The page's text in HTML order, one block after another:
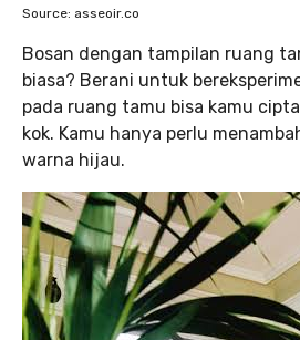
Source: asseoir.co
Bosan dengan tampilan ruang
biasa? Berani untuk
pada ruang tamu bisa kamu
kok. Kamu hanya perlu
warna hijau.